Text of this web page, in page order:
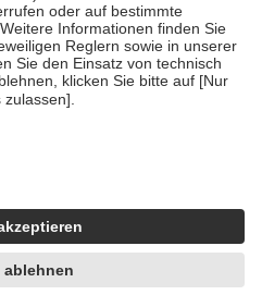
Früherkennung, die von der
es sich um echte Bewertungen
articles/4419944605341
unter Zuhilfenahme künstlicher